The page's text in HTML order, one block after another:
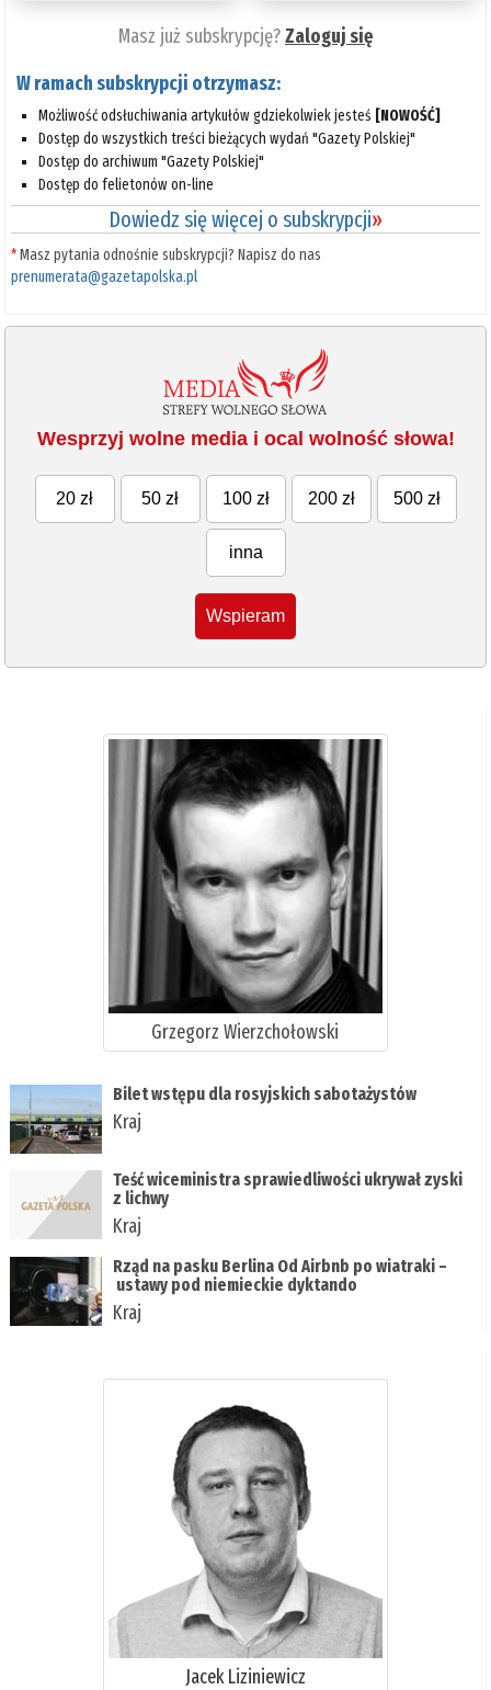
Masz już subskrypcję?Zaloguj się
W ramach subskrypcji otrzymasz:
Możliwość odsłuchiwania artykułów gdziekolwiek jesteś [NOWOŚĆ]
Dostęp do wszystkich treści bieżących wydań "Gazety Polskiej"
Dostęp do archiwum "Gazety Polskiej"
Dostęp do felietonów on-line
Dowiedz się więcej o subskrypcji»
*Masz pytania odnośnie subskrypcji? Napisz do nas
prenumerata@gazetapolska.pl
Wesprzyj wolne media i ocal wolność słowa!
20 zł 50 zł 100 zł 200 zł 500 zł
inna
Wspieram
Grzegorz Wierzchołowski
Bilet wstępu dla rosyjskich sabotażystów
Kraj
Teść wiceministra sprawiedliwości ukrywał zyski
z lichwy
Kraj
Rząd na pasku Berlina Od Airbnb po wiatraki –
ustawy pod niemieckie dyktando
Kraj
Jacek Liziniewicz